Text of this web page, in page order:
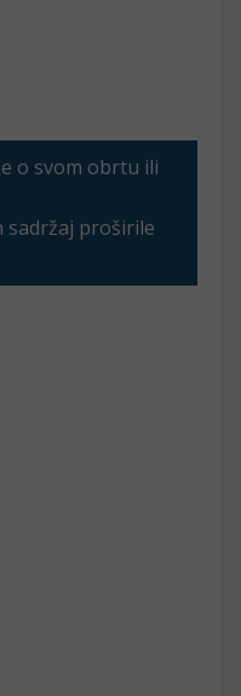
o svom obrtu ili
sadržaj proširile